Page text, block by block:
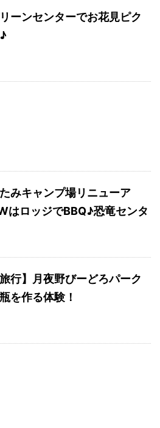
ーンセンターでお花見ピク
みキャンプ場リニューア
はロッジでBBQ♪恐竜センタ
旅行】月夜野びーどろパーク
を作る体験！